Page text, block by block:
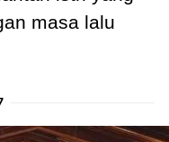
masa lalu